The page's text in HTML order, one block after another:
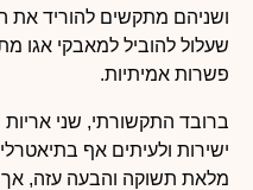
ושניהם מתקשים להוריד את
שעלול להוביל למאבקי אגו
פשרות אמיתיות.
ברובד התקשורתי, שני
ישירות ולעיתים אף
מלאת תשוקה והבעה עזה, אך